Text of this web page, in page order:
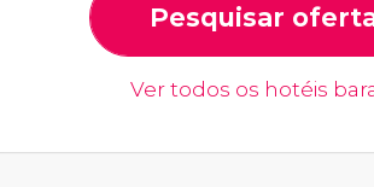
Pesquisar
Ver todos os hotéis